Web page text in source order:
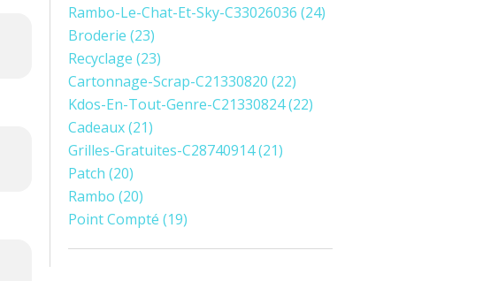
Rambo-Le-Chat-Et-Sky-C33026036 (24)
Broderie (23)
Recyclage (23)
Cartonnage-Scrap-C21330820 (22)
Kdos-En-Tout-Genre-C21330824(22)
Cadeaux(21)
Grilles-Gratuites-C28740914(21)
Patch (20)
Rambo (20)
Point Compté (19)